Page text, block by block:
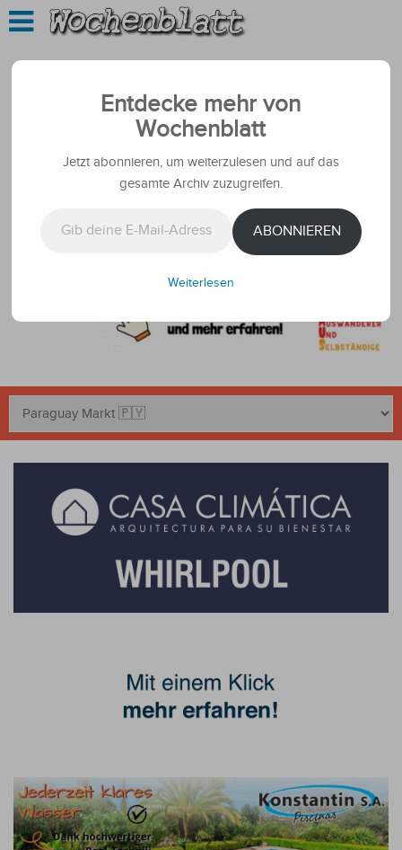
Entdecke mehr von
Wochenblatt
Jetzt abonnieren, um weiterzulesen und auf das
gesamte Archiv zuzugreifen.
ABONNIEREN
Weiterlesen